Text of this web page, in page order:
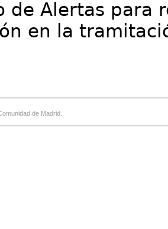
de Alertas para
en la
de Madrid.